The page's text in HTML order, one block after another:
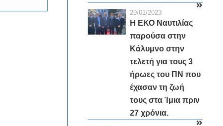
29/01/2023
Η ΕΚΟ Ναυτιλίας
παρούσα στην
Κάλυμνο στην
τελετή για τους 3
ήρωες του ΠΝ που
έχασαν τη ζωή
τους στα Ίμια πριν
27 χρόνια.